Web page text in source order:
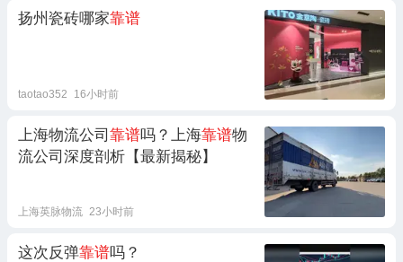
扬州瓷砖哪家靠谱
taotao352 16小时前
上海物流公司 靠谱吗？上海靠谱物
流公司深度剖析【最新揭秘】
上海英脉物流 23小时前
这次反弹靠谱吗？